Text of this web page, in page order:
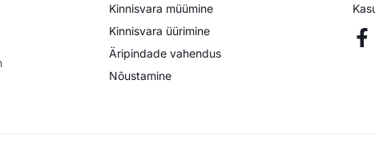
Kinnisvara müümine
Kinnisvara üürimine
Äripindade vahendus
Nõustamine